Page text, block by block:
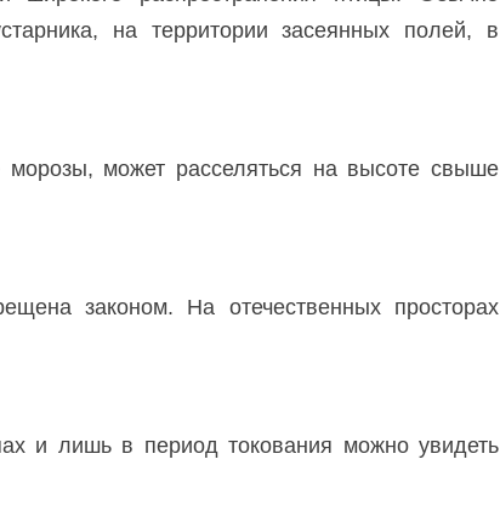
на территории засеянных полей, в
морозы, может расселяться на высоте свыше
законом. На отечественных просторах
и лишь в период токования можно увидеть